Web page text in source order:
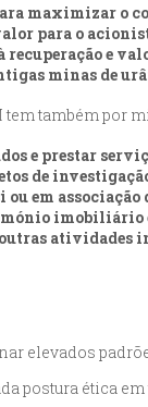
maximizar o
para o
recuperação e
minas de
tem também por
e prestar
de
em
imobiliário
atividades
elevados
postura ética